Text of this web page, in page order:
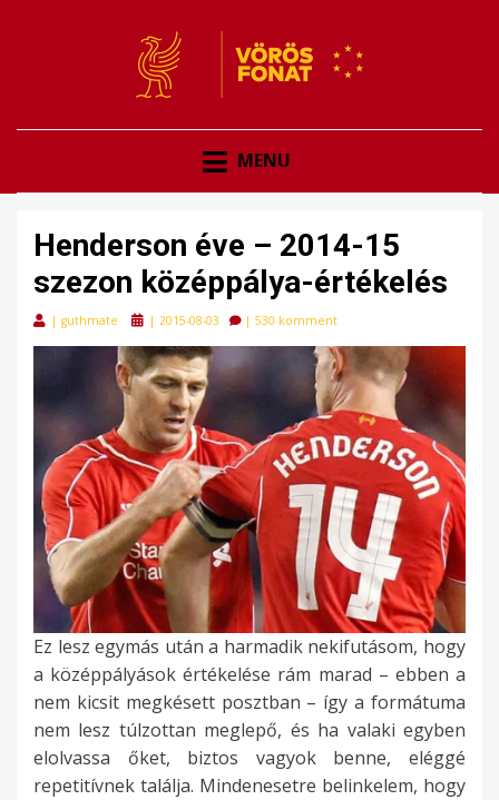
VÖRÖS FONAT
MENU
Henderson éve – 2014-15
szezon középpálya-értékelés
| guthmate
Posted
| 2015-08-03 | 530 komment
Ez lesz egymás után a harmadik nekifutásom, hogy
a középpályások értékelése rám marad – ebben a
nem kicsit megkésett posztban – így a formátuma
nem lesz túlzottan meglepő, és ha valaki egyben
elolvassa őket, biztos vagyok benne, eléggé
repetitívnek találja. Mindenesetre belinkelem, hogy